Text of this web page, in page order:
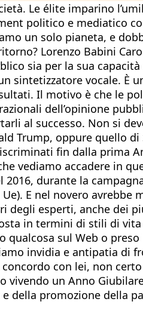
Le élite imparino
politico e mediatico
un solo pianeta, e
Lorenzo Babini
sia per la sua
sintetizzatore vocale.
Il motivo è che le
dell’opinione
al successo. Non si
Trump, oppure quello
fin dalla prima
vediamo accadere in
durante la
E nel novero
esperti, anche dei
in termini di stili di
sul Web o
invidia e antipatia di
con lei, non
un Anno
della promozione della